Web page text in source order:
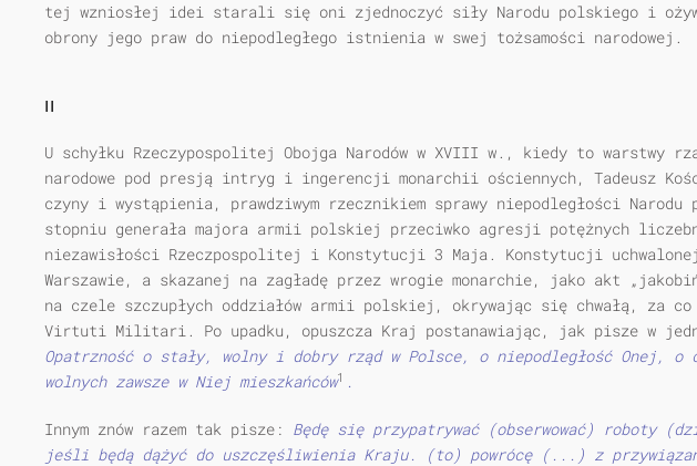
tej wzniosłej idei starali się oni zjednoczyć siły Narodu polskiego i
obrony jego praw do niepodległego istnienia w swej tożsamości narodowej.
II
U schyłku Rzeczypospolitej Obojga Narodów w XVIII w., kiedy to warstwy
narodowe pod presją intryg i ingerencji monarchii ościennych, Tadeusz
czyny i wystąpienia, prawdziwym rzecznikiem sprawy niepodległości
stopniu generała majora armii polskiej przeciwko agresji potężnych
niezawisłości Rzeczpospolitej i Konstytucji 3 Maja. Konstytucji
Warszawie, a skazanej na zagładę przez wrogie monarchie, jako akt
na czele szczupłych oddziałów armii polskiej, okrywając się chwałą, za co
Virtuti Militari. Po upadku, opuszcza Kraj postanawiając, jak pisze w
Opatrzność o stały, wolny i dobry rząd w Polsce, o niepodległość Onej, o
wolnych zawsze w Niej mieszkańców1 .
Innym znów razem tak pisze: Będę się przypatrywać (obserwować) roboty
jeśli będą dążyć do uszczęśliwienia Kraju. (to) powrócę (...) z